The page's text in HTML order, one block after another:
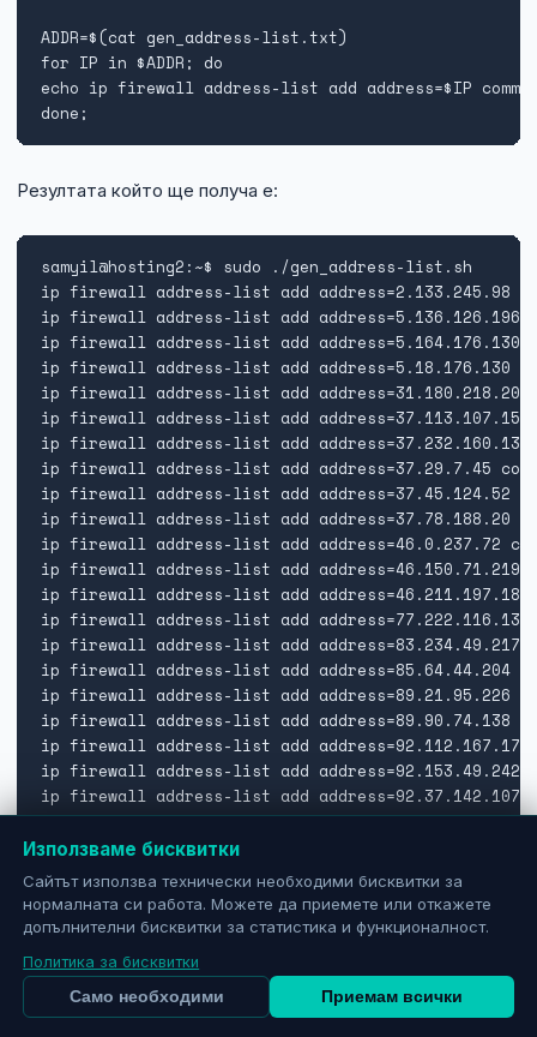
Използваме бисквитки
Сайтът използва технически необходими бисквитки за
нормалната си работа. Можете да приемете или откажете
допълнителни бисквитки за статистика и функционалност.
Политика за бисквитки
Само необходими
Приемам всички
ADDR=$(cat gen_address-list.txt)
for IP in $ADDR; do
echo ip firewall address-list add address=$IP
done;
Резултата който ще получа е:
samyil@hosting2:~$ sudo ./gen_address-list.sh
ip firewall address-list add address=2.133.245.98
ip firewall address-list add address=5.136.126.196
ip firewall address-list add address=5.164.176.130
ip firewall address-list add address=5.18.176.130
ip firewall address-list add
ip firewall address-list add
ip firewall address-list add
ip firewall address-list add address=37.29.7.45
ip firewall address-list add address=37.45.124.52
ip firewall address-list add address=37.78.188.20
ip firewall address-list add address=46.0.237.72
ip firewall address-list add address=46.150.71.219
ip firewall address-list add
ip firewall address-list add
ip firewall address-list add address=83.234.49.217
ip firewall address-list add address=85.64.44.204
ip firewall address-list add address=89.21.95.226
ip firewall address-list add address=89.90.74.138
ip firewall address-list add
ip firewall address-list add address=92.153.49.242
ip firewall address-list add address=92.37.142.107
ip firewall address-list add
ip firewall address-list add address=95.32.80.175
ip firewall address-list add
ip firewall address-list add
ip firewall address-list add
ip firewall address-list add address=178.219.88.0
ip firewall address-list add address=178.64.82.203
ip firewall address-list add address=178.89.37.138